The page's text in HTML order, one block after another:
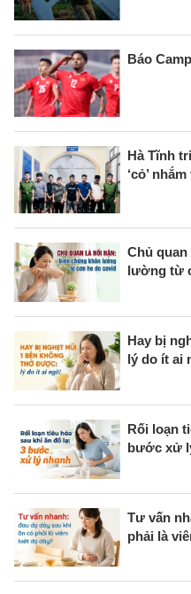
Báo
Hà Tĩnh
‘cỏ’
Chủ
lường từ
Hay bị
lý do ít ai
Rối loạn
bước xử
Tư vấn
phải là